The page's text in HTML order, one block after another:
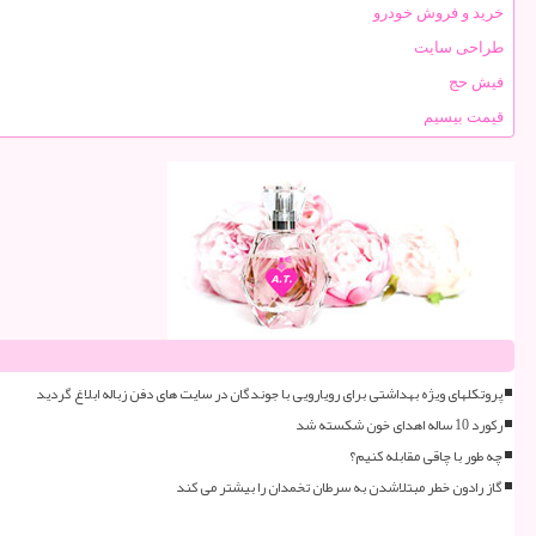
خرید و فروش خودرو
طراحی سایت
فیش حج
قیمت بیسیم
پروتکلهای ویژه بهداشتی برای رویارویی با جوندگان در سایت های دفن زباله ابلاغ گردید
رکورد 10 ساله اهدای خون شکسته شد
چه طور با چاقی مقابله کنیم؟
گاز رادون خطر مبتلاشدن به سرطان تخمدان را بیشتر می کند